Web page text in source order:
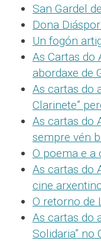
San Gardel
Dona
Un fogón
As Cartas do
abordaxe de
As cartas do
Clarinete”
As cartas do
sempre vén
O poema e a
As cartas do
cine
O retorno de
As cartas do
Solidaria” no